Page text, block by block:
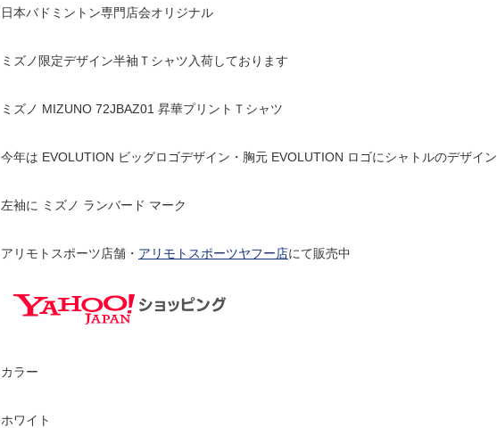
日本バドミントン専門店会オリジナル
ミズノ限定デザイン半袖Ｔシャツ入荷しております
ミズノ MIZUNO 72JBAZ01 昇華プリントＴシャツ
今年は EVOLUTION ビッグロゴデザイン・胸元 EVOLUTION ロゴにシャトルのデザイン
左袖に ミズノ ランバード マーク
アリモトスポーツ店舗・ アリモトスポーツヤフー店にて販売中
カラー
ホワイト